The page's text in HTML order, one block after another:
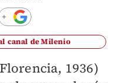
canal de Milenio
1936)